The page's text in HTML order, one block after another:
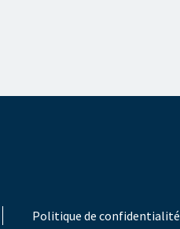
Politique de confidentialité